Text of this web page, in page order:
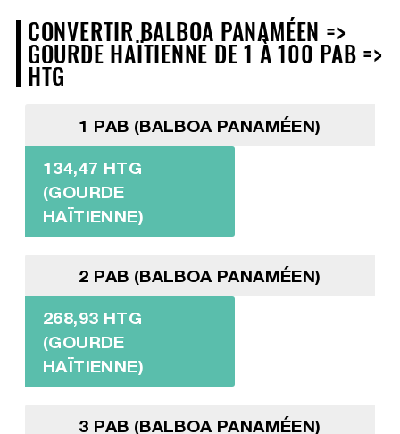
CONVERTIR BALBOA PANAMÉEN =>
GOURDE HAÏTIENNE DE 1 À 100 PAB =>
HTG
1 PAB (BALBOA PANAMÉEN)
134,47 HTG
(GOURDE
HAÏTIENNE)
2 PAB (BALBOA PANAMÉEN)
268,93 HTG
(GOURDE
HAÏTIENNE)
3 PAB (BALBOA PANAMÉEN)